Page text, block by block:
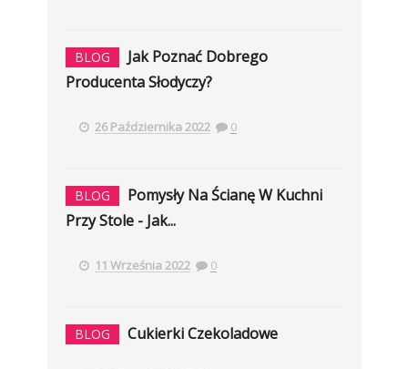
BLOG
Jak Poznać Dobrego
Producenta Słodyczy?
26 Października 2022 0
BLOG
Pomysły Na Ścianę W Kuchni
Przy Stole - Jak...
11 Września 2022 0
BLOG Cukierki Czekoladowe